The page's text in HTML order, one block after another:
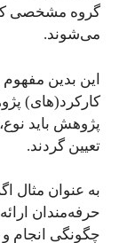
گروه مشخصی که
می‌شوند.
این بدین
کارکرد(های)
پژوهش باید
تعیین گردند.
به عنوان مثال
حرفه‌مندان
چگونگی انجام